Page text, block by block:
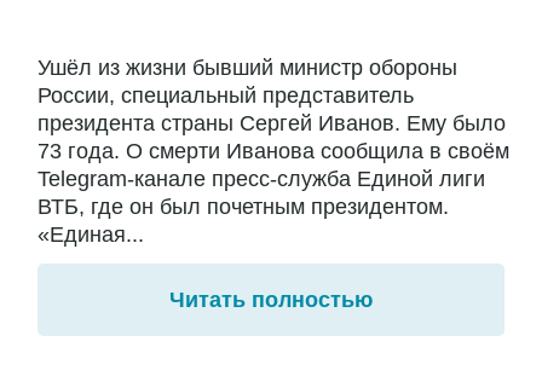
Ушёл из жизни бывший министр обороны
России, специальный представитель
президента страны Сергей Иванов. Ему было
73 года. О смерти Иванова сообщила в своём
Telegram-канале пресс-служба Единой лиги
ВТБ, где он был почетным президентом.
«Единая...
Читать полностью